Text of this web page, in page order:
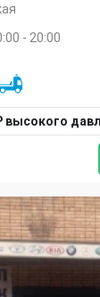
- 20:00
высокого